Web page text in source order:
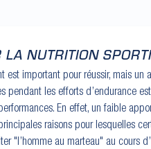
LA NUTRITION
est important pour réussir, mais un
pendant les efforts d’endurance
En effet, un faible
raisons pour lesquelles
"l’homme au marteau" au cours